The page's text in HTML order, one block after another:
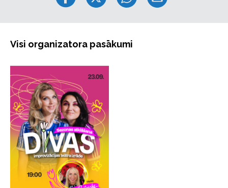
Visi organizatora pasākumi